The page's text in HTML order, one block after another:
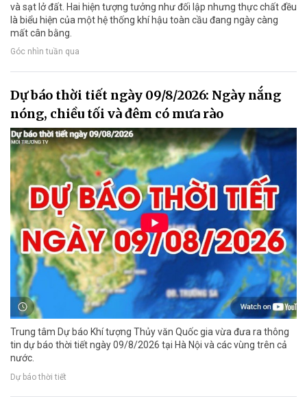
và sạt lở đất. Hai hiện tượng tưởng như đối lập nhưng thực chất đều
là biểu hiện của một hệ thống khí hậu toàn cầu đang ngày càng
mất cân bằng.
Góc nhìn tuần qua
Dự báo thời tiết ngày 09/8/2026: Ngày nắng
nóng, chiều tối và đêm có mưa rào
Trung tâm Dự báo Khí tượng Thủy văn Quốc gia vừa đưa ra thông
tin dự báo thời tiết ngày 09/8/2026 tại Hà Nội và các vùng trên cả
nước.
Dự báo thời tiết